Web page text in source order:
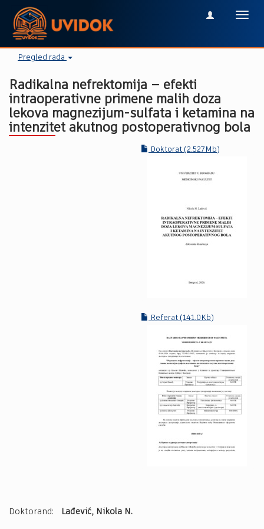
Pregled rada
Radikalna nefrektomija – efekti
intraoperativne primene malih doza
lekova magnezijum-sulfata i ketamina na
intenzitet akutnog postoperativnog bola
Doktorat (2.527Mb)
Referat (141.0Kb)
Doktorand: Lađević, Nikola N.